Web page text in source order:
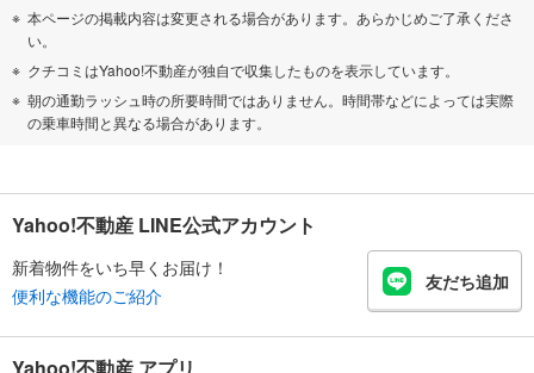
本ページの掲載内容は変更される場合があります。あらかじめご了承くださ
い。
クチコミはYahoo!不動産が独自で収集したものを表示しています。
朝の通勤ラッシュ時の所要時間ではありません。時間帯などによっては実際
の乗車時間と異なる場合があります。
Yahoo!不動産 LINE公式アカウント
新着物件をいち早くお届け！
便利な機能のご紹介
友だち追加